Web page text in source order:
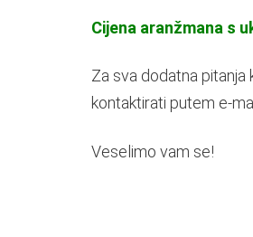
Cijena aranžmana s
Za sva dodatna pitanja
kontaktirati putem e-
Veselimo vam se!